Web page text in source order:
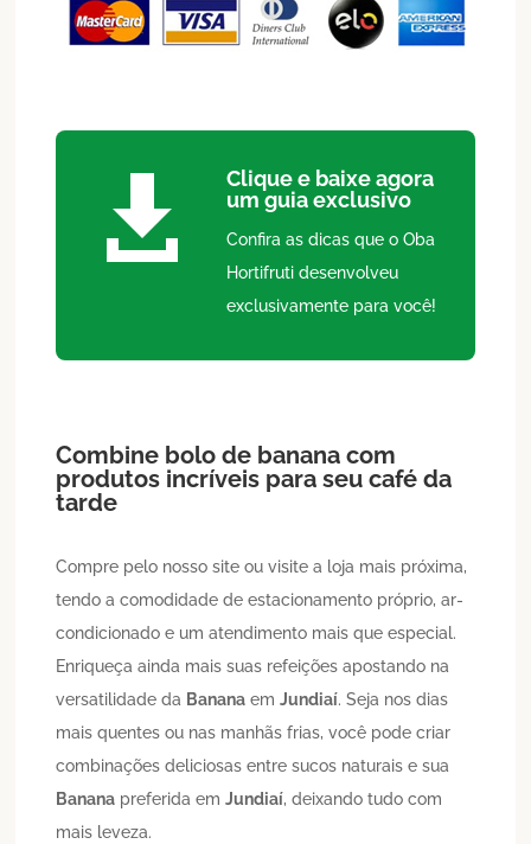

Clique e baixe agora
um guia exclusivo
Confira as dicas que o Oba
Hortifruti desenvolveu
exclusivamente para você!
Combine bolo de banana com
produtos incríveis para seu café da
tarde
Compre pelo nosso site ou visite a loja mais próxima,
tendo a comodidade de estacionamento próprio, ar-
condicionado e um atendimento mais que especial.
Enriqueça ainda mais suas refeições apostando na
versatilidade da Banana emJundiaí. Seja nos dias
mais quentes ou nas manhãs frias, você pode criar
combinações deliciosas entre sucos naturais e sua
Banana preferida emJundiaí, deixando tudo com
mais leveza.